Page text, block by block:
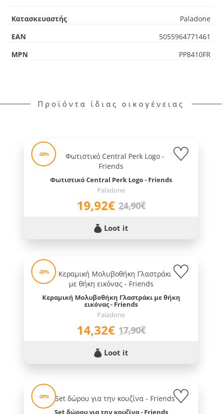
Κατασκευαστής
Paladone
EAN
5055964771461
MPN
PP8410FR
Προϊόντα ίδιας οικογένειας
-20%
Φωτιστικό Central Perk Logo - Friends
Paladone
19,92€ 24,90€
Loot it
-20%
Κεραμική Μολυβοθήκη Γλαστράκι με θήκη
εικόνας - Friends
Paladone
14,32€ 17,90€
Loot it
-20%
Set δώρου για την κουζίνα - Friends